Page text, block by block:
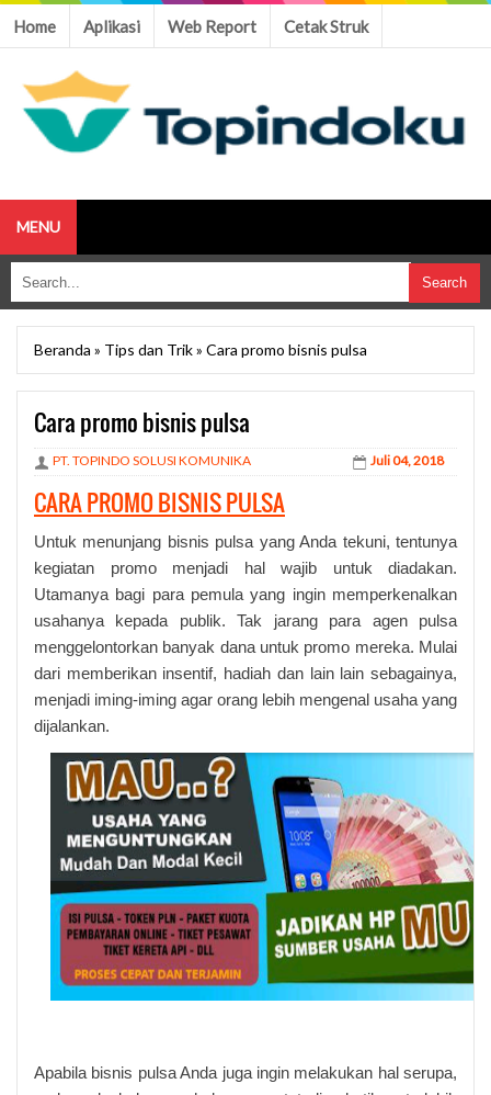
Home Aplikasi Web Report Cetak Struk
MENU
Beranda » Tips dan Trik» Cara promo bisnis pulsa
Cara promo bisnis pulsa
PT. TOPINDO SOLUSI KOMUNIKA Juli 04, 2018
CARA PROMO BISNIS PULSA
Untuk menunjang bisnis pulsa yang Anda tekuni, tentunya
kegiatan promo menjadi hal wajib untuk diadakan.
Utamanya bagi para pemula yang ingin memperkenalkan
usahanya kepada publik. Tak jarang para agen pulsa
menggelontorkan banyak dana untuk promo mereka. Mulai
dari memberikan insentif, hadiah dan lain lain sebagainya,
menjadi iming-iming agar orang lebih mengenal usaha yang
dijalankan.
Apabila bisnis pulsa Anda juga ingin melakukan hal serupa,